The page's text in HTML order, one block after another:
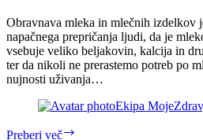
Obravnava mleka in mlečnih izdelkov
napačnega prepričanja ljudi, da je
vsebuje veliko beljakovin, kalcija in
ter da nikoli ne prerastemo potreb po
nujnosti uživanja…
Ekipa
Preberi več